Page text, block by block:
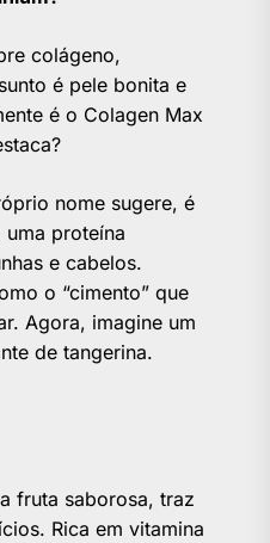
colágeno,
é pele bonita e
é o Colagen Max
nome sugere, é
proteína
e cabelos.
o “cimento” que
Agora, imagine um
de tangerina.
fruta saborosa, traz
Rica em vitamina